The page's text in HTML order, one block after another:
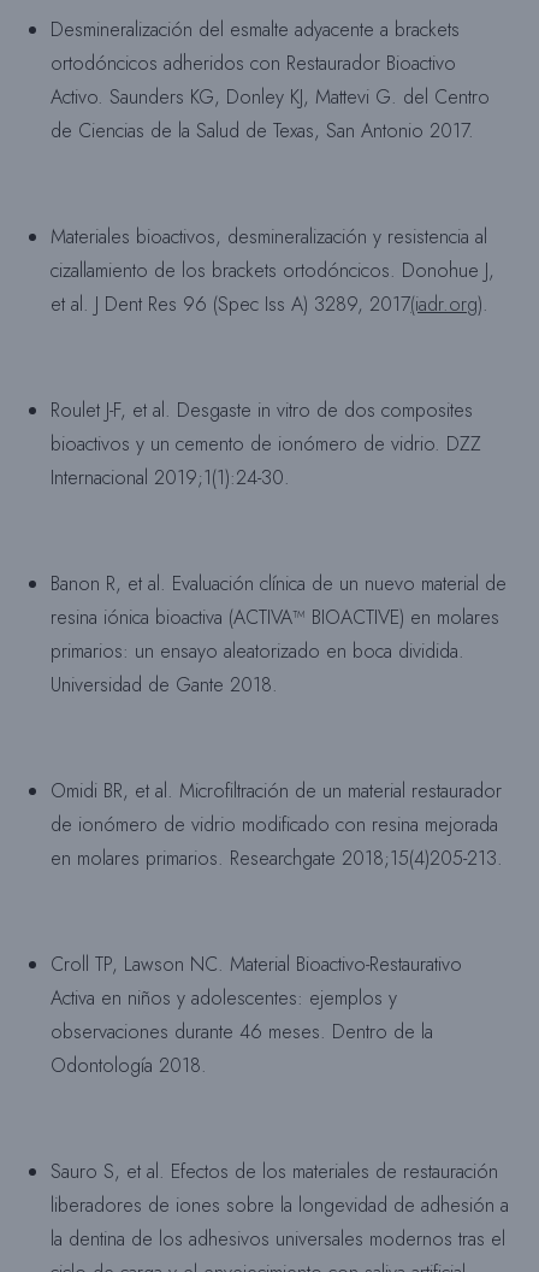
Desmineralización del esmalte adyacente a brackets
ortodóncicos adheridos con Restaurador Bioactivo
Activo. Saunders KG, Donley KJ, Mattevi G. del Centro
de Ciencias de la Salud de Texas, San Antonio 2017.
Materiales bioactivos, desmineralización y resistencia al
cizallamiento de los brackets ortodóncicos. Donohue J,
et al. J Dent Res 96 (Spec Iss A) 3289, 2017(iadr.org).
Roulet J-F, et al. Desgaste in vitro de dos composites
bioactivos y un cemento de ionómero de vidrio. DZZ
Internacional 2019;1(1):24-30.
Banon R, et al. Evaluación clínica de un nuevo material de
resina iónica bioactiva (ACTIVA™ BIOACTIVE) en molares
primarios: un ensayo aleatorizado en boca dividida.
Universidad de Gante 2018.
Omidi BR, et al. Microfiltración de un material restaurador
de ionómero de vidrio modificado con resina mejorada
en molares primarios. Researchgate 2018;15(4)205-213.
Croll TP, Lawson NC. Material Bioactivo-Restaurativo
Activa en niños y adolescentes: ejemplos y
observaciones durante 46 meses. Dentro de la
Odontología 2018.
Sauro S, et al. Efectos de los materiales de restauración
liberadores de iones sobre la longevidad de adhesión a
la dentina de los adhesivos universales modernos tras el